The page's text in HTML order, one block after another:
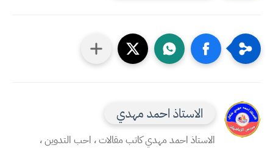
الاستاذ احمد مهدي
الاستاذ احمد مهدي كاتب مقالات ، احب التدوين ،